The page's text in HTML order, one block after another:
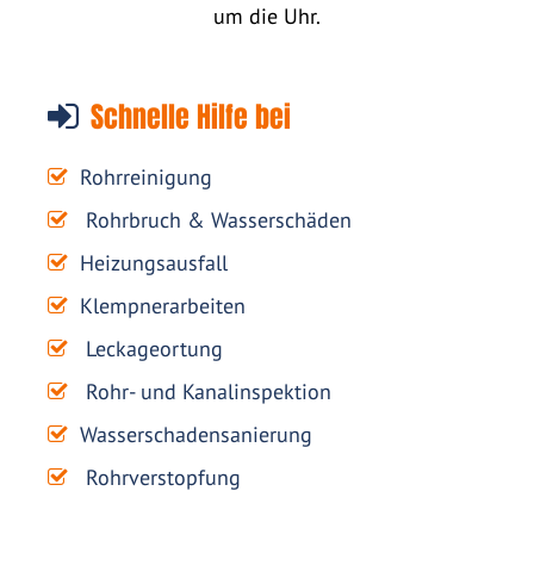
um die Uhr.
Schnelle Hilfe bei
Rohrreinigung
Rohrbruch & Wasserschäden
Heizungsausfall
Klempnerarbeiten
Leckageortung
Rohr- und Kanalinspektion
Wasserschadensanierung
Rohrverstopfung